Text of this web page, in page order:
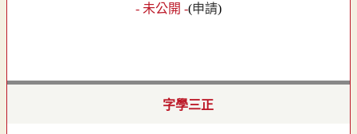
- 未公開 -(申請)
字學三正